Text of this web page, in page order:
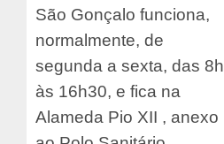
São Gonçalo funciona,
normalmente, de
segunda a sexta, das 8h
às 16h30, e fica na
Alameda Pio XII , anexo